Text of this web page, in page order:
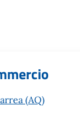
(AQ)